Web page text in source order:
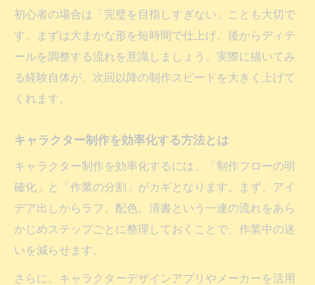
初心者の場合は「完璧を目指しすぎない」ことも大切で
す。まずは大まかな形を短時間で仕上げ、後からディテ
ールを調整する流れを意識しましょう。実際に描いてみ
る経験自体が、次回以降の制作スピードを大きく上げて
くれます。
キャラクター制作を効率化する方法とは
キャラクター制作を効率化するには、「制作フローの明
確化」と「作業の分割」がカギとなります。まず、アイ
デア出しからラフ、配色、清書という一連の流れをあら
かじめステップごとに整理しておくことで、作業中の迷
いを減らせます。
さらに、キャラクターデザインアプリやメーカーを活用